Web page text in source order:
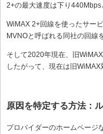
2+の最大速度は下り440Mbps
WiMAX 2+回線を使ったサー
MVNOと呼ばれる同社の回線
そして2020年現在、旧
したがって、現在は旧
原因を特定する方法：
プロバイダーのホームページ